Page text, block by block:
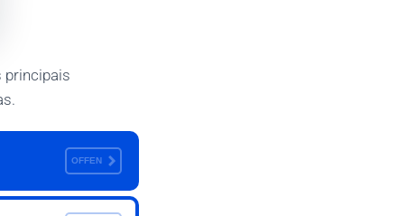
principais
OFFEN